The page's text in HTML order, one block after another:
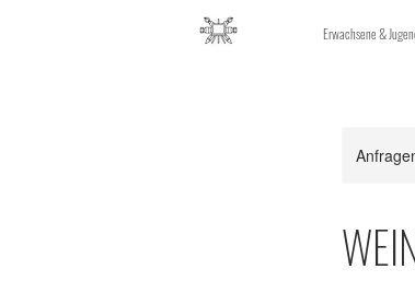
Erwachsene &